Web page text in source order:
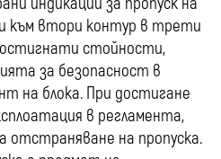
към втори контур в трети
стойности,
за безопасност в
на блока. При достигане
в регламента,
отстраняване на пропуска.